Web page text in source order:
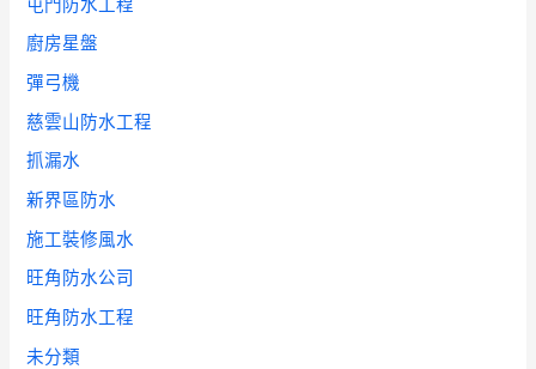
屯門防水工程
廚房星盤
彈弓機
慈雲山防水工程
抓漏水
新界區防水
施工裝修風水
旺角防水公司
旺角防水工程
未分類